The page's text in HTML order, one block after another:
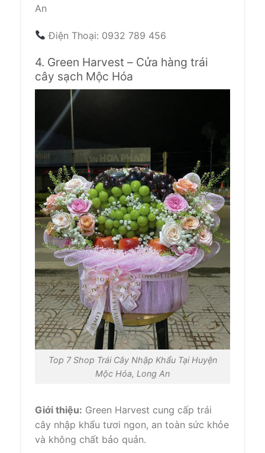
An
Điện Thoại: 0932 789 456
4. Green Harvest – Cửa hàng trái
cây sạch Mộc Hóa
Top 7 Shop Trái Cây Nhập Khẩu Tại Huyện
Mộc Hóa, Long An
Giới thiệu: Green Harvest cung cấp trái
cây nhập khẩu tươi ngon, an toàn sức khỏe
và không chất bảo quản.